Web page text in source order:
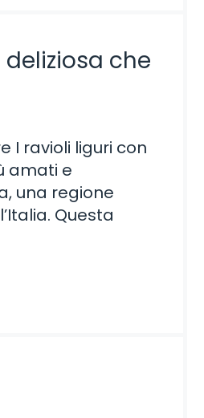
che
I ravioli liguri con
amati e
una regione
Questa